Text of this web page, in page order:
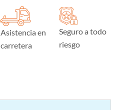
Asistencia en
carretera
Seguro a todo
riesgo